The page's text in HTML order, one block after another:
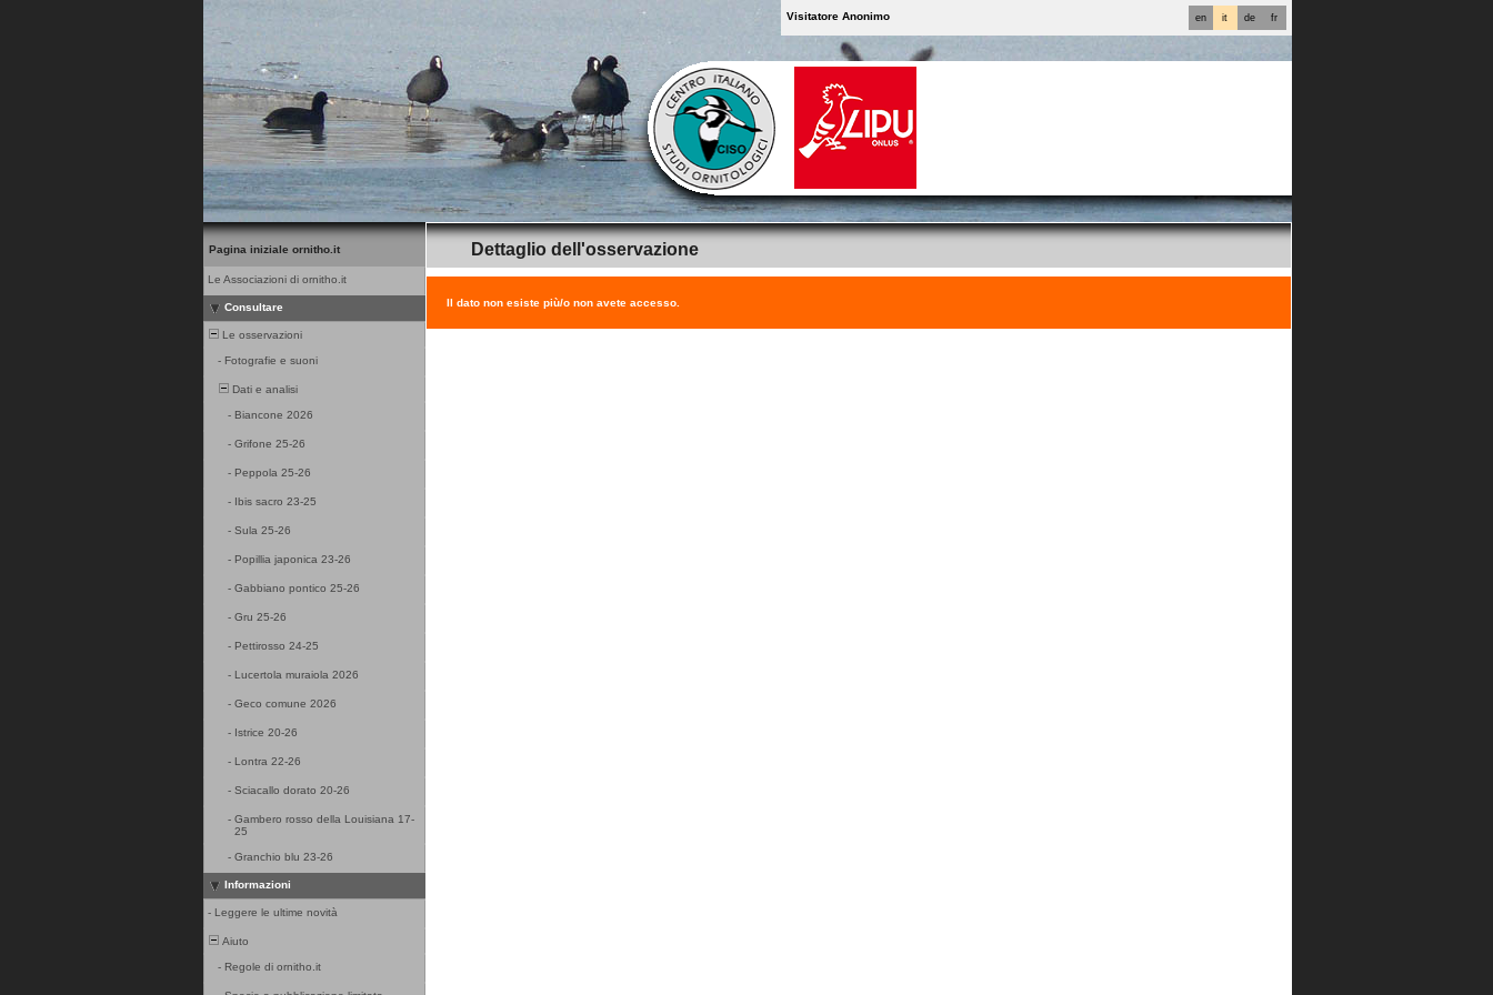
fr
de
it
en
Visitatore Anonimo
Pagina iniziale ornitho.it
Le Associazioni di ornitho.it
Consultare
Le osservazioni
- Fotografie e suoni
Dati e analisi
- Biancone 2026
- Grifone 25-26
- Peppola 25-26
- Ibis sacro 23-25
- Sula 25-26
- Popillia japonica 23-26
- Gabbiano pontico 25-26
- Gru 25-26
- Pettirosso 24-25
- Lucertola muraiola 2026
- Geco comune 2026
- Istrice 20-26
- Lontra 22-26
- Sciacallo dorato 20-26
- Gambero rosso della Louisiana 17-
25
- Granchio blu 23-26
Informazioni
- Leggere le ultime novità
Aiuto
- Regole di ornitho.it
Dettaglio dell'osservazione
Il dato non esiste più/o non avete accesso.